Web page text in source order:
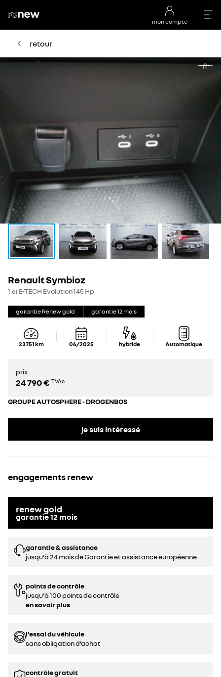
mon compte
retour
Renault Symbioz
1.6i E-TECH Evolution 145 Hp
garantie Renew gold garantie12 mois
23 751km 06/2025 hybride Automatique
prix
24 790 € TVAc
GROUPE AUTOSPHERE - DROGENBOS
je suis intéressé
engagements renew
renew gold
garantie12 mois
garantie & assistance
jusqu'à 24 mois de Garantie et assistance européenne
points de contrôle
jusqu'à 100 points de contrôle
en savoir plus
l’essai du véhicule
sans obligation d’achat
contrôle gratuit